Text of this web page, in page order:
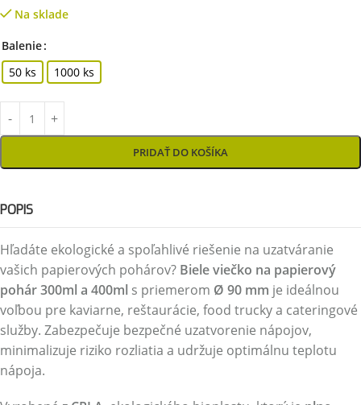
Na sklade
Balenie
50 ks
1000 ks
PRIDAŤ DO KOŠÍKA
POPIS
Hľadáte ekologické a spoľahlivé riešenie na uzatváranie
vašich papierových pohárov? Biele viečko na papierový
pohár 300ml a 400ml s priemerom Ø 90 mm je ideálnou
voľbou pre kaviarne, reštaurácie, food trucky a cateringové
služby. Zabezpečuje bezpečné uzatvorenie nápojov,
minimalizuje riziko rozliatia a udržuje optimálnu teplotu
nápoja.